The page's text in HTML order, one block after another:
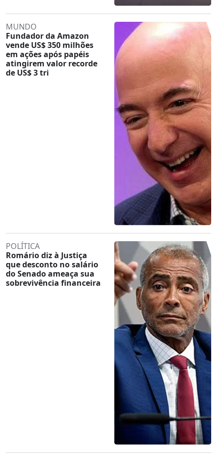
MUNDO
Fundador da Amazon
vende US$ 350 milhões
em ações após papéis
atingirem valor recorde
de US$ 3 tri
POLÍTICA
Romário diz à Justiça
que desconto no salário
do Senado ameaça sua
sobrevivência financeira